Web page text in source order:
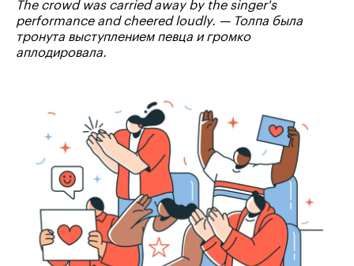
performance and cheered loudly. — Толпа была
тронута выступлением певца и громко
аплодировала.